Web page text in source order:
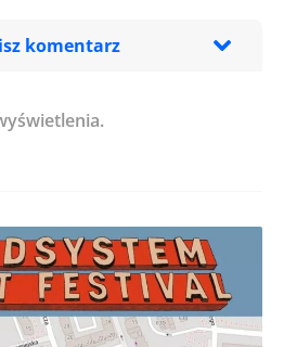
komentarz